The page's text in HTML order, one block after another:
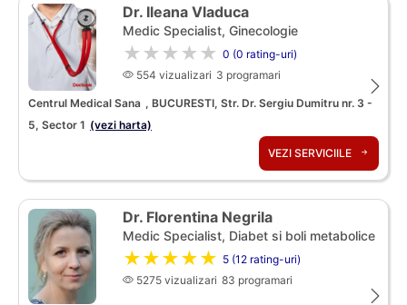
Dr. Ileana Vladuca
Medic Specialist, Ginecologie
★★★★★ 0 (0 rating-uri)
554 vizualizari 3 programari
Centrul Medical Sana , BUCURESTI, Str. Dr. Sergiu Dumitru nr. 3 -
5, Sector 1 (vezi harta)
VEZI SERVICIILE
Dr. Florentina Negrila
Medic Specialist, Diabet si boli metabolice
★★★★★ 5 (12 rating-uri)
5275 vizualizari 83 programari